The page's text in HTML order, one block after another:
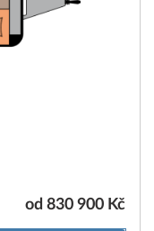
od 830 900 Kč